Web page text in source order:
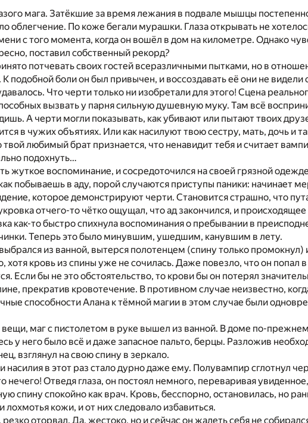
мага. Затёкшие за время лежания в подвале мышцы
облегчение. По коже бегали мурашки. Глаза открывать не
с того момента, когда он вошёл в дом на километре. Однако
поставил собственный рекорд?
потчевать своих гостей всеразличными пытками, но в
подобной боли он был привычен, и воссоздавать её они не видели
Что черти только ни изобретали для этого! Сцена
вызвать у парня сильную душевную муку. Там всё
А черти могли показывать, как убивают или пытают твоих
в чужих объятиях. Или как насилуют твою сестру, мать, дочь и
твой любимый брат признается, что ненавидит тебя и считает
подохнуть…
жуткое воспоминание, и сосредоточился на своей грязной
побываешь в аду, порой случаются приступы паники: начинает
которое демонстрируют черти. Становится страшно, что
отчего-то чётко ощущал, что ад закончился, и происходящее
как-то быстро спихнула воспоминания о пребывании в
Теперь это было минувшим, ушедшим, канувшим в лету.
из ванной, вытерся полотенцем (спину только промокнул)
хотя кровь из спины уже не сочилась. Даже повезло, что он попал
Если бы не это обстоятельство, то крови бы он потерял
прекратив кровотечение. В противном случае неизвестно,
способности Алана к тёмной магии в этом случае были
маг с пистолетом в руке вышел из ванной. В доме по-
у него было всё и даже запасное пальто, берцы. Разложив
взглянул на свою спину в зеркало.
насилия в этот раз стало дурно даже ему. Полувампир сглотнул
нечего! Отведя глаза, он постоял немного, переваривая
спину спокойно как врач. Кровь, бесспорно, остановилась, но
кожи, и от них следовало избавиться.
оторвал. Да, жестоко, но и сейчас он жалеть себя не